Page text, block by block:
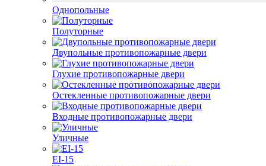
Однопольные
Полуторные
Двупольные противопожарные двери
Глухие противопожарные двери
Остекленные противопожарные двери
Входные противопожарные двери
Уличные
EI-15